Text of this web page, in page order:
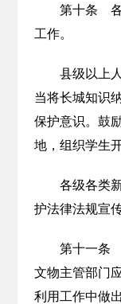
第十条 各
工作。
县级以上
当将长城知识
保护意识。鼓
地，组织学生
各级各类
护法律法规宣
第十一条
文物主管部门
利用工作中做